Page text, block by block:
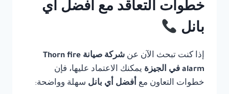
خطوات التعاقد مع أفضل أي
بانل
إذا كنت تبحث الآن عن
شركة صيانة Thorn fire
alarm في الجيزة
يمكنك الاعتماد عليها، فإن
خطوات التعاون مع أفضل أي بانل سهلة وواضحة: